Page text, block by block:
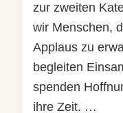
zur zweiten
wir Menschen,
Applaus zu
begleiten
spenden
ihre Zeit. …